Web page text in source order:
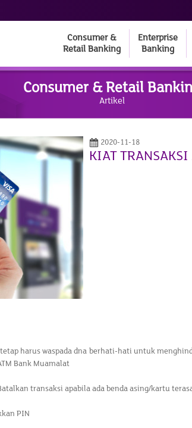
Consumer &
Retail Banking
Enterprise
Banking
Consumer & Retail
Artikel
2020-11-18
KIAT
harus waspada dna berhati-hati untuk
Bank Muamalat
transaksi apabila ada benda asing/kartu
PIN